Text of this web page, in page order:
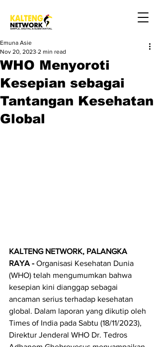
WHO Menyoroti
Kesepian sebagai
Tantangan Kesehatan
Global
Emuna Asie
Nov 20, 2023 2 min read
KALTENG NETWORK, PALANGKA
RAYA - Organisasi Kesehatan Dunia
(WHO) telah mengumumkan bahwa
kesepian kini dianggap sebagai
ancaman serius terhadap kesehatan
global. Dalam laporan yang dikutip oleh
Times of India pada Sabtu (18/11/2023),
Direktur Jenderal WHO Dr. Tedros